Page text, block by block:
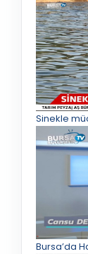
Sinekle
Bursa’da